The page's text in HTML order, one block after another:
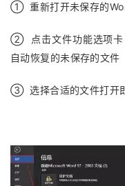
① 重新打开未保存的
② 点击文件功能选项卡
自动恢复的未保存的文件
③ 选择合适的文件打开